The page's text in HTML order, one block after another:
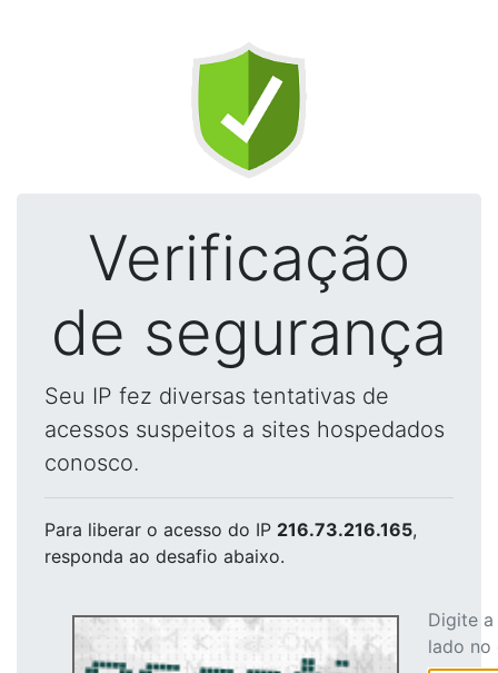
Verificação
de segurança
Seu IP fez diversas tentativas de
acessos suspeitos a sites hospedados
conosco.
Para liberar o acesso do IP 216.73.216.165,
responda ao desafio abaixo.
Digite
lado no